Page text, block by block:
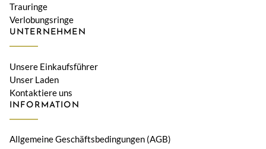
Trauringe
Verlobungsringe
UNTERNEHMEN
Unsere Einkaufsführer
Unser Laden
Kontaktiere uns
INFORMATION
Allgemeine Geschäftsbedingungen (AGB)